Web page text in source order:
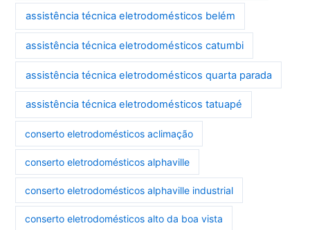
assistência técnica eletrodomésticos belém
assistência técnica eletrodomésticos catumbi
assistência técnica eletrodomésticos quarta parada
assistência técnica eletrodomésticos tatuapé
conserto eletrodomésticos aclimação
conserto eletrodomésticos alphaville
conserto eletrodomésticos alphaville industrial
conserto eletrodomésticos alto da boa vista